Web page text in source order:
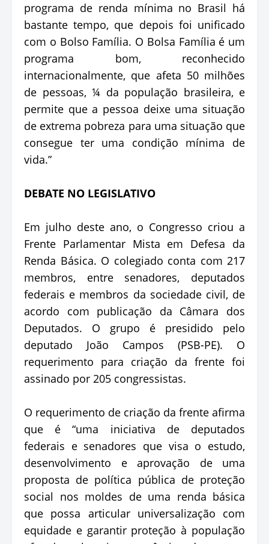
programa de renda mínima no Brasil há
bastante tempo, que depois foi unificado
com o Bolso Família. O Bolsa Família é um
programa bom, reconhecido
internacionalmente, que afeta 50 milhões
de pessoas, ¼ da população brasileira, e
permite que a pessoa deixe uma situação
de extrema pobreza para uma situação que
consegue ter uma condição mínima de
vida.”
DEBATE NO LEGISLATIVO
Em julho deste ano, o Congresso criou a
Frente Parlamentar Mista em Defesa da
Renda Básica. O colegiado conta com 217
membros, entre senadores, deputados
federais e membros da sociedade civil, de
acordo com publicação da Câmara dos
Deputados. O grupo é presidido pelo
deputado João Campos (PSB-PE). O
requerimento para criação da frente foi
assinado por 205 congressistas.
O requerimento de criação da frente afirma
que é “uma iniciativa de deputados
federais e senadores que visa o estudo,
desenvolvimento e aprovação de uma
proposta de política pública de proteção
social nos moldes de uma renda básica
que possa articular universalização com
equidade e garantir proteção à população